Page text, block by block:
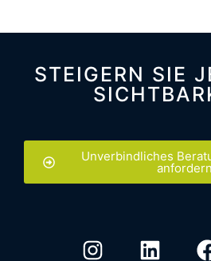
STEIGERN SIE
Unverbindliches
anfordern